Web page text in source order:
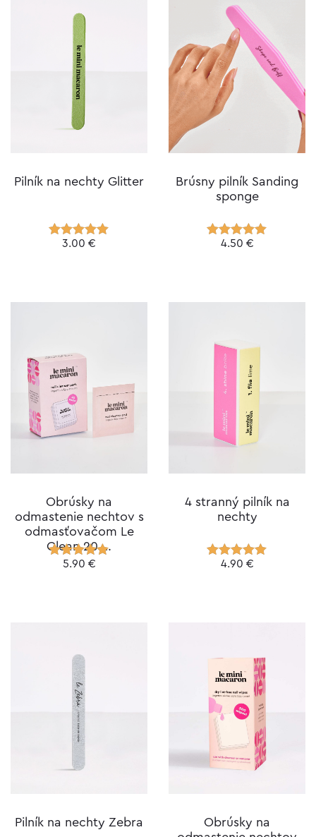
Pilník na nechty Glitter
Hodnotenie
3.00 €
Brúsny pilník Sanding
sponge
Hodnotenie
4.50 €
Obrúsky na
odmastenie nechtov s
odmasťovačom Le
Clean 20 …
Hodnotenie
5.90 €
4 stranný pilník na
nechty
Hodnotenie
4.90 €
Pilník na nechty Zebra
Obrúsky na